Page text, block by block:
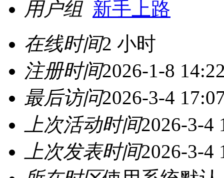
用户组 新手上路
在线时间2 小时
注册时间2026-1-8
最后访问2026-3-4
上次活动时间2026-3-4
上次发表时间2026-3-4